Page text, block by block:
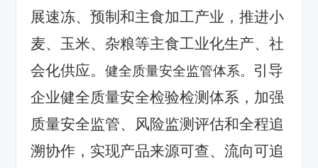
展速冻、预制和主食加工产业，推进小
麦、玉米、杂粮等主食工业化生产、社
会化供应。健全质量安全监管体系。 引导
企业健全质量安全检验检测体系，加强
质量安全监管、风险监测评估和全程追
溯协作，实现产品来源可查、流向可追